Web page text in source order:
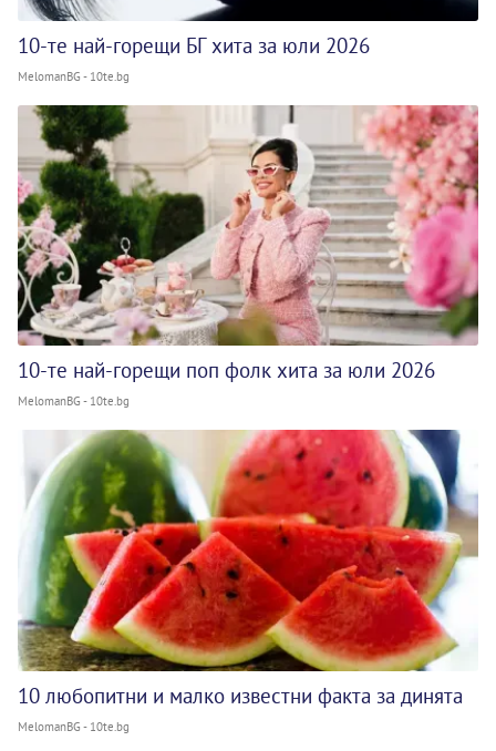
10-те най-горещи БГ хита за юли 2026
MelomanBG - 10te.bg
10-те най-горещи поп фолк хита за юли 2026
MelomanBG - 10te.bg
10 любопитни и малко известни факта за динята
MelomanBG - 10te.bg